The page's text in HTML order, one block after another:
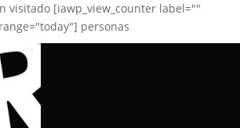
visitado [iawp_view_counter label=""
range="today"] personas